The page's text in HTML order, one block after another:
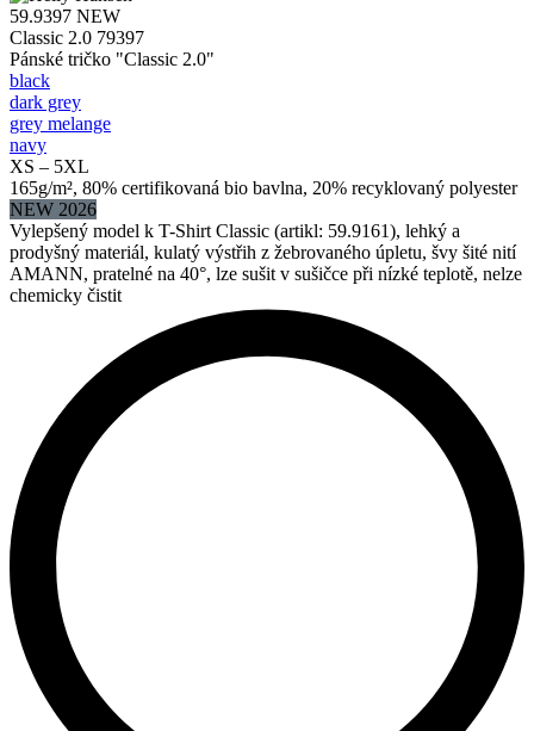
59.9397 NEW
Classic 2.0 79397
Pánské tričko "Classic 2.0"
black
dark grey
grey melange
navy
XS – 5XL
165g/m², 80% certifikovaná bio bavlna, 20% recyklovaný polyester
NEW 2026
Vylepšený model k T-Shirt Classic (artikl: 59.9161), lehký a
prodyšný materiál, kulatý výstřih z žebrovaného úpletu, švy šité nití
AMANN, pratelné na 40°, lze sušit v sušičce při nízké teplotě, nelze
chemicky čistit